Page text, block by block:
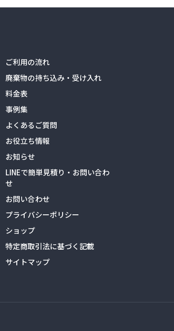
ご利用の流れ
廃棄物の持ち込み・受け入れ
料金表
事例集
よくあるご質問
お役立ち情報
お知らせ
LINEで簡単見積り・お問い合わ
せ
お問い合わせ
プライバシーポリシー
ショップ
特定商取引法に基づく記載
サイトマップ